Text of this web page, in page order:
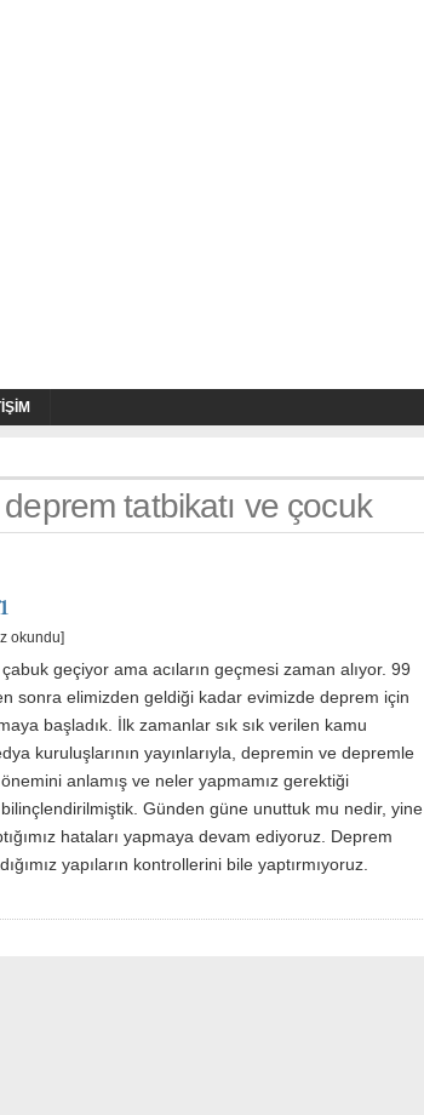
tatbikatı ve çocuk
okundu]
geçiyor ama acıların geçmesi zaman alıyor. 99
sonra elimizden geldiği kadar evimizde deprem için
başladık. İlk zamanlar sık sık verilen kamu
kuruluşlarının yayınlarıyla, depremin ve depremle
anlamış ve neler yapmamız gerektiği
Günden güne unuttuk mu nedir, yine
hataları yapmaya devam ediyoruz. Deprem
yapıların kontrollerini bile yaptırmıyoruz.